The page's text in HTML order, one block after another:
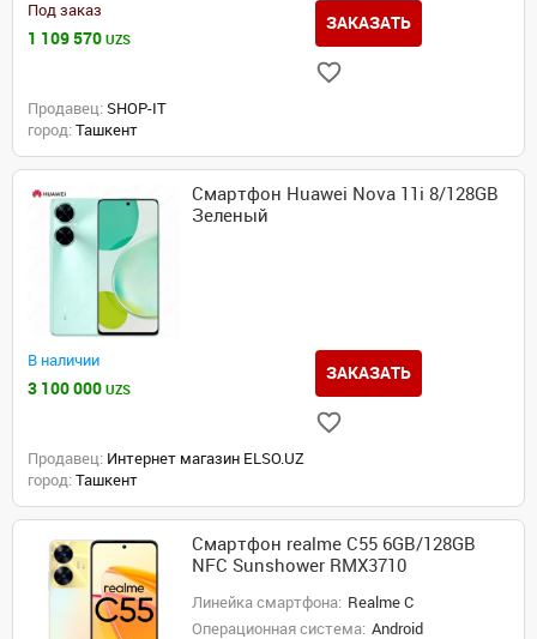
Под заказ
1 109 570 UZS
ЗАКАЗАТЬ
Продавец: SHOP-IT
город: Ташкент
Смартфон Huawei Nova 11i 8/128GB
Зеленый
В наличии
3 100 000 UZS
ЗАКАЗАТЬ
Продавец: Интернет магазин ELSO.UZ
город: Ташкент
Смартфон realme C55 6GB/128GB
NFC Sunshower RMX3710
Линейка смартфона: Realme C
Операционная система: Android